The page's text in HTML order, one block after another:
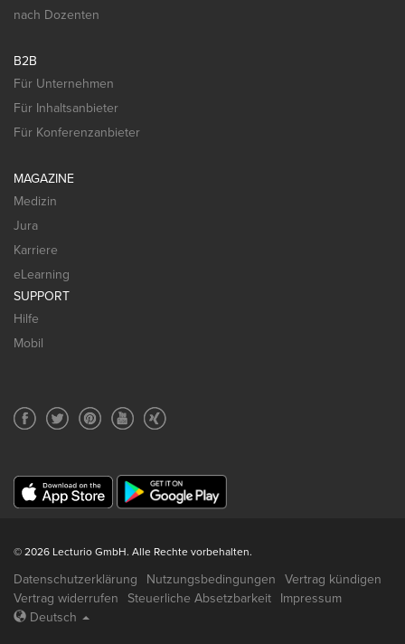
nach Dozenten
B2B
Für Unternehmen
Für Inhaltsanbieter
Für Konferenzanbieter
MAGAZINE
Medizin
Jura
Karriere
eLearning
SUPPORT
Hilfe
Mobil
© 2026 Lecturio GmbH. Alle Rechte vorbehalten.
Datenschutzerklärung Nutzungsbedingungen
Vertrag kündigen
Vertrag widerrufen
Steuerliche Absetzbarkeit
Impressum
Deutsch